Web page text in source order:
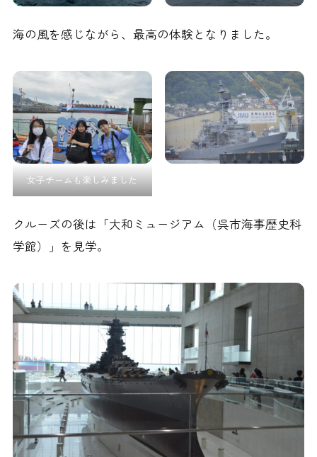
海の風を感じながら、最高の体験となりました。
女子チームも楽しみました
クルーズの後は「大和ミュージアム（呉市海事歴史科
学館）」を見学。